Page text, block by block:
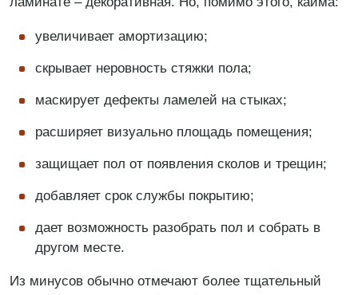
увеличивает амортизацию;
скрывает неровность стяжки пола;
маскирует дефекты ламелей на стыках;
расширяет визуально площадь помещения;
защищает пол от появления сколов и трещин;
добавляет срок службы покрытию;
дает возможность разобрать пол и собрать в
другом месте.
Из минусов обычно отмечают более тщательный